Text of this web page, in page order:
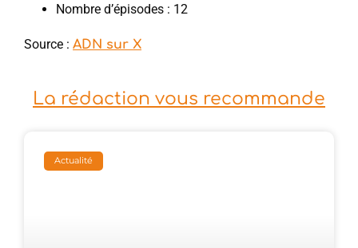
Nombre d’épisodes : 12
Source : ADN sur X
La rédaction vous recommande
Actualité